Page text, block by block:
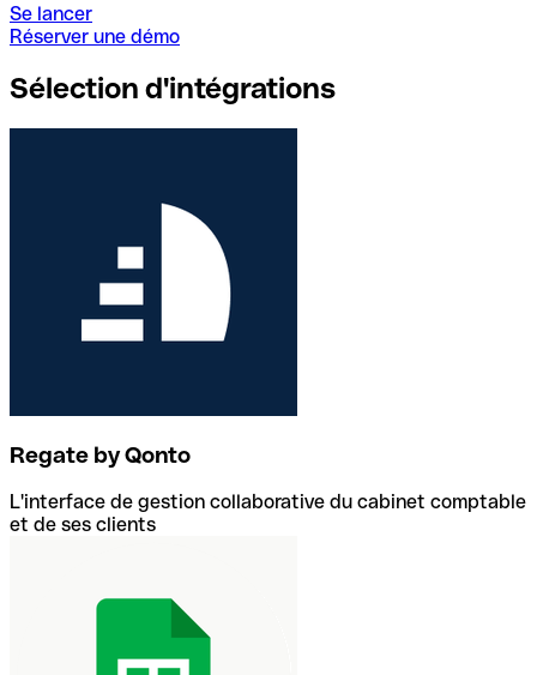
Se lancer
Réserver une démo
Sélection d'intégrations
Regate by Qonto
L'interface de gestion collaborative du cabinet comptable
et de ses clients